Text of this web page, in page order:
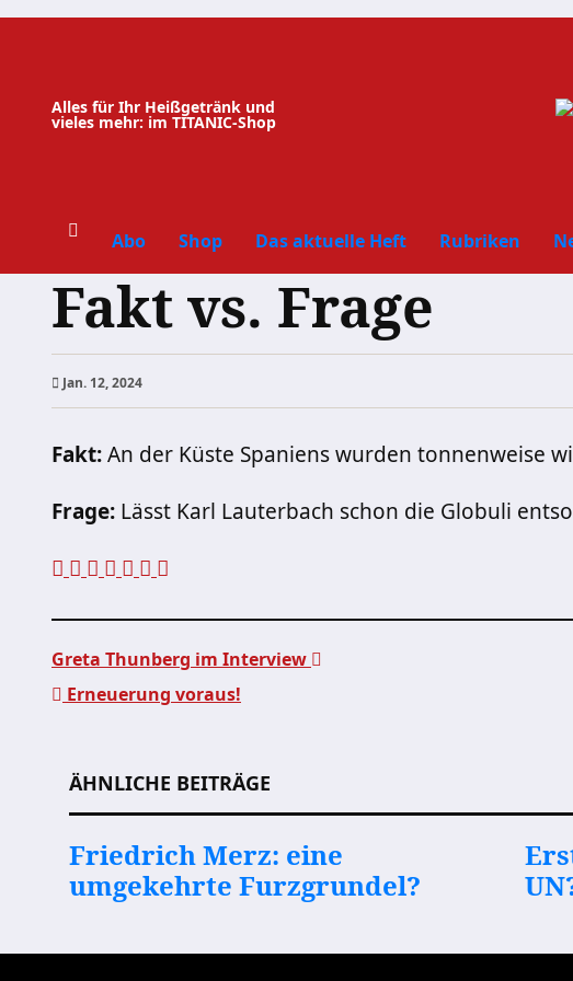
Zum
Alles für Ihr Heißgetränk und
vieles mehr: im TITANIC-Shop
Abo Shop Das aktuelle Heft Rubriken
Fakt vs. Frage
Jan. 12, 2024
Fakt:An der Küste Spaniens wurden tonnenweise
Frage: Lässt Karl Lauterbach schon die Globuli
Greta Thunberg im Interview
Erneuerung voraus!
ÄHNLICHE BEITRÄGE
Friedrich Merz: eine
umgekehrte Furzgrundel?